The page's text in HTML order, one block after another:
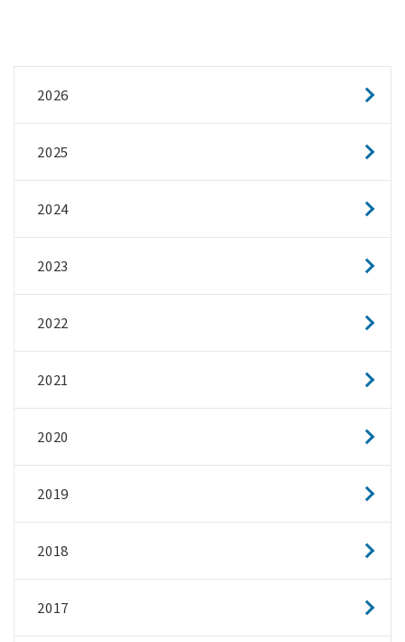
2026
2025
2024
2023
2022
2021
2020
2019
2018
2017